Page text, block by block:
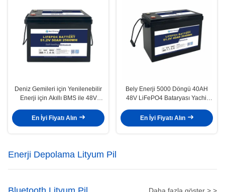
Deniz Gemileri için Yenilenebilir
Enerji için Akıllı BMS ile 48V
En İyi Fiyatı Alın
Bely Enerji 5000 Döngü 40AH
48V LiFePO4 Bataryası Yachit
En İyi Fiyatı Alın
Enerji Depolama Lityum Pil
Daha fazla göster > >